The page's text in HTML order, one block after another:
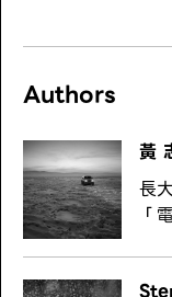
Authors
黃
長
「